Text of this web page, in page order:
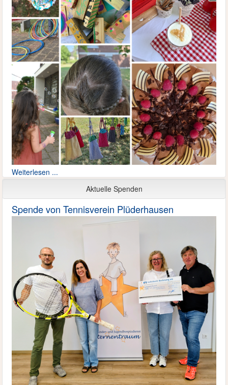
Weiterlesen ...
Aktuelle Spenden
Spende von Tennisverein Plüderhausen